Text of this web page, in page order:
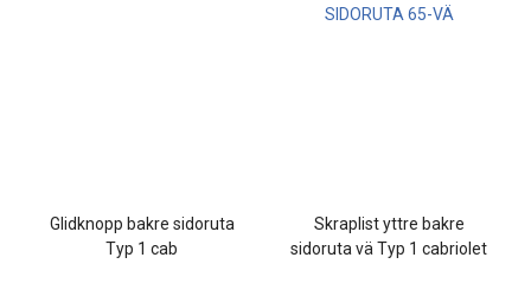
Glidknopp bakre sidoruta
Typ 1 cab
Skraplist yttre bakre
sidoruta vä Typ 1 cabriolet